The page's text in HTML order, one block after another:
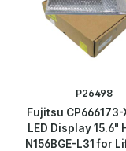
P26498
Fujitsu CP666173-
LED Display 15.6"
N156BGE-L31 for